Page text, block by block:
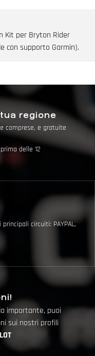
Kit per Bryton Rider
con supporto Garmin).
regione
comprese, e gratuite
delle 12
circuiti: PAYPAL,
importante, puoi
sui nostri profili